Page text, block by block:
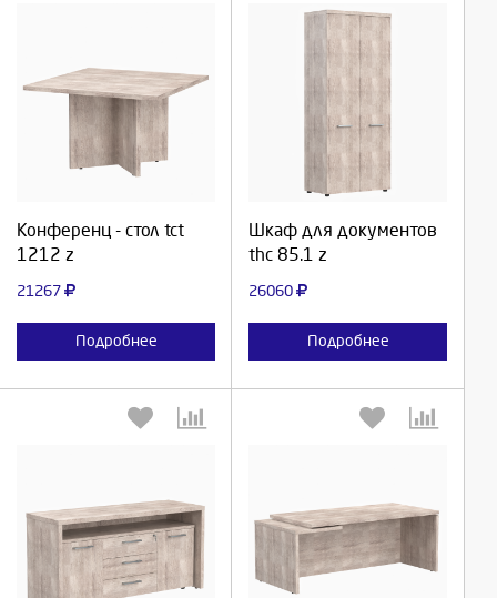
Конференц - стол tct
1212 z
21267
Подробнее
Выберите количество:
Шкаф для документов
thc 85.1 z
26060
Подробнее
Отмена
Выберите количество: Выберите количество: